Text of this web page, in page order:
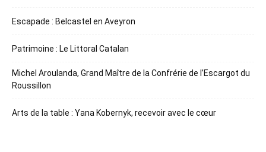
Escapade : Belcastel en Aveyron
Patrimoine : Le Littoral Catalan
Michel Aroulanda, Grand Maître de la Confrérie de l’Escargot du
Roussillon
Arts de la table : Yana Kobernyk, recevoir avec le cœur